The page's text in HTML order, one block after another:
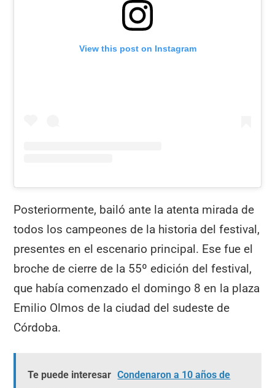
View this post on Instagram
Posteriormente, bailó ante la atenta mirada de
todos los campeones de la historia del festival,
presentes en el escenario principal. Ese fue el
broche de cierre de la 55º edición del festival,
que había comenzado el domingo 8 en la plaza
Emilio Olmos de la ciudad del sudeste de
Córdoba.
Te puede interesar Condenaron a 10 años de